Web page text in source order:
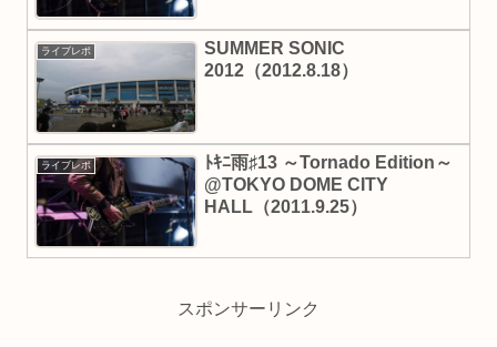
ライブレポ
SUMMER SONIC
2012（2012.8.18）
ライブレポ
ﾄｷﾆ雨♯13 ～Tornado Edition～
@TOKYO DOME CITY
HALL（2011.9.25）
スポンサーリンク